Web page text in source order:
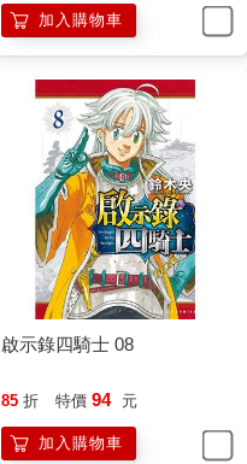
加入購物車
啟示錄四騎士 08
85 折 特價 94 元
加入購物車